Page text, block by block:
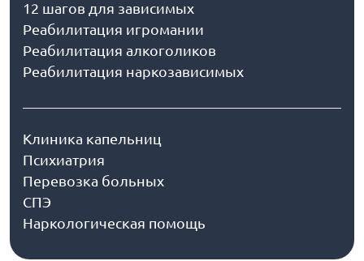
12 шагов для зависимых
Реабилитация игромании
Реабилитация алкоголиков
Реабилитация наркозависимых
Клиника капельниц
Психиатрия
Перевозка больных
СПЭ
Наркологическая помощь